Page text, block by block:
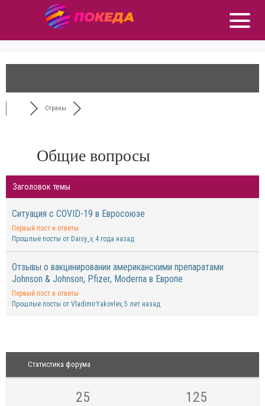
Страны
Общие вопросы
Заголовок темы
Ситуация с COVID-19 в Евросоюзе
Первый пост и ответы
Прошлые посты от Daisy_v, 4 года назад
Отзывы о вакцинировании американскими препаратами
Johnson & Johnson, Pfizer, Moderna в Европе
Первый пост и ответы
Прошлые посты от VladimirYakovlev, 5 лет назад
Статистика форума
25 125